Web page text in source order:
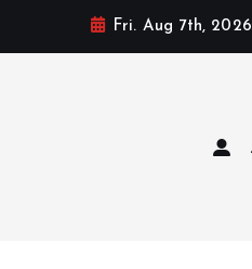
Fri. Aug 7th, 2026